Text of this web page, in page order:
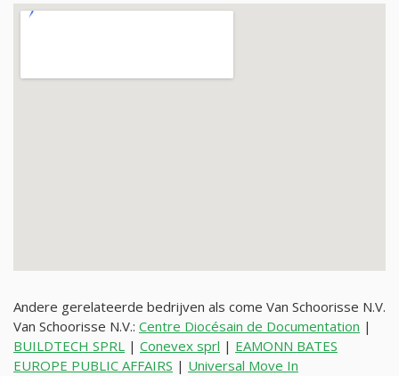
Andere gerelateerde bedrijven als come Van Schoorisse N.V.
Van Schoorisse N.V.: Centre Diocésain de Documentation |
BUILDTECH SPRL | Conevex sprl | EAMONN BATES
EUROPE PUBLIC AFFAIRS | Universal Move In